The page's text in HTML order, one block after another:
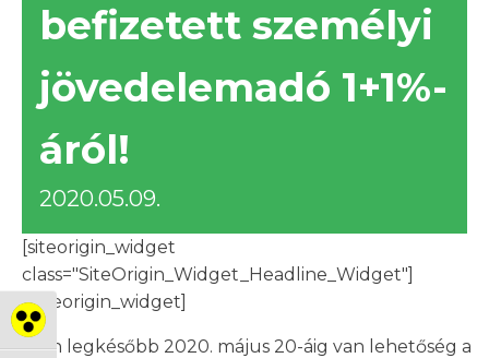
Nagy kontraszt váltása
befizetett személyi
jövedelemadó 1+1%-
áról!
2020.05.09.
[siteorigin_widget
class="SiteOrigin_Widget_Headline_Widget"]
[/siteorigin_widget]
Idén legkésőbb 2020. május 20-áig van lehetőség a